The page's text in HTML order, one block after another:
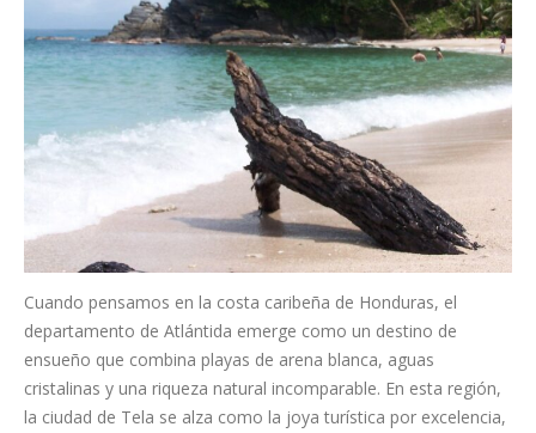
Cuando pensamos en la costa caribeña de Honduras, el
departamento de Atlántida emerge como un destino de
ensueño que combina playas de arena blanca, aguas
cristalinas y una riqueza natural incomparable. En esta región,
la ciudad de Tela se alza como la joya turística por excelencia,